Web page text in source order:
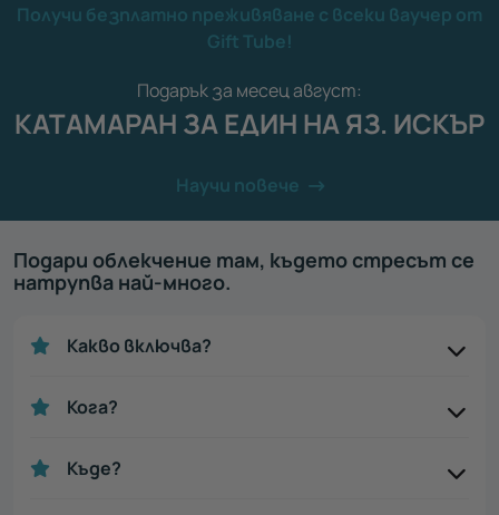
Получи безплатно преживяване с всеки ваучер от
Gift Tube!
Подарък за месец август:
КАТАМАРАН ЗА ЕДИН НА ЯЗ. ИСКЪР
Научи повече
Подари облекчение там, където стресът се
натрупва най-много.
Какво включва?
Кога?
Къде?